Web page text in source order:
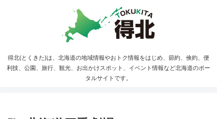
得北(とくきた)は、北海道の地域情報やおトク情報をはじめ、節約、倹約、便
利技、公園、旅行、観光、お出かけスポット、イベント情報など北海道のポー
タルサイトです。